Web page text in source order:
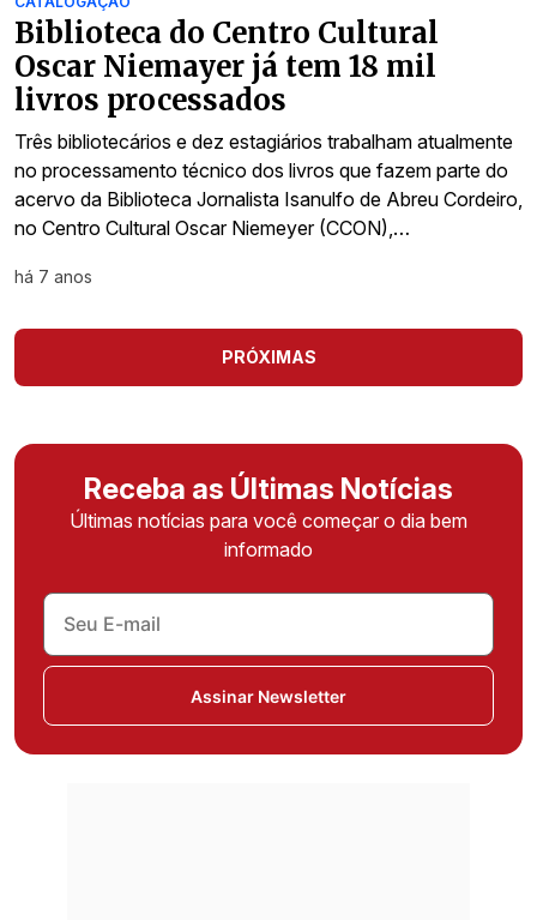
Biblioteca do Centro Cultural
Oscar Niemayer já tem 18 mil
livros processados
Três bibliotecários e dez estagiários trabalham atualmente
no processamento técnico dos livros que fazem parte do
acervo da Biblioteca Jornalista Isanulfo de Abreu Cordeiro,
no Centro Cultural Oscar Niemeyer (CCON),…
há 7 anos
PRÓXIMAS
Receba as Últimas Notícias
Últimas notícias para você começar o dia bem
informado
Assinar Newsletter